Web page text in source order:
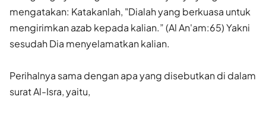
mengatakan: Katakanlah, "Dialah yang berkuasa untuk
mengirimkan azab kepada kalian.” (Al An'am:65) Yakni
sesudah Dia menyelamatkan kalian.
Perihalnya sama dengan apa yang disebutkan di dalam
surat Al-Isra, yaitu,